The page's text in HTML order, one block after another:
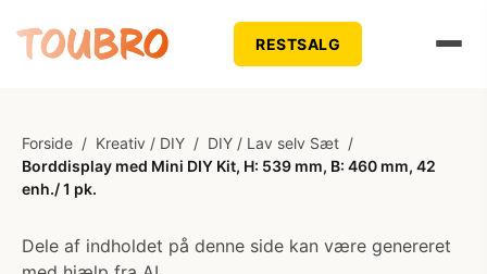
RESTSALG
Forside / Kreativ / DIY / DIY / Lav selv Sæt /
Borddisplay med Mini DIY Kit, H: 539 mm, B: 460 mm, 42
enh./ 1 pk.
Dele af indholdet på denne side kan være genereret